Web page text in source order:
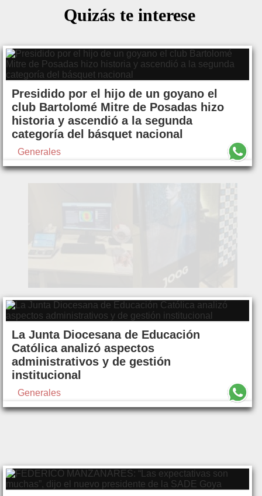
Quizás te interese
Presidido por el hijo de un goyano el
club Bartolomé Mitre de Posadas hizo
historia y ascendió a la segunda
categoría del básquet nacional
Generales
La Junta Diocesana de Educación
Católica analizó aspectos
administrativos y de gestión
institucional
Generales